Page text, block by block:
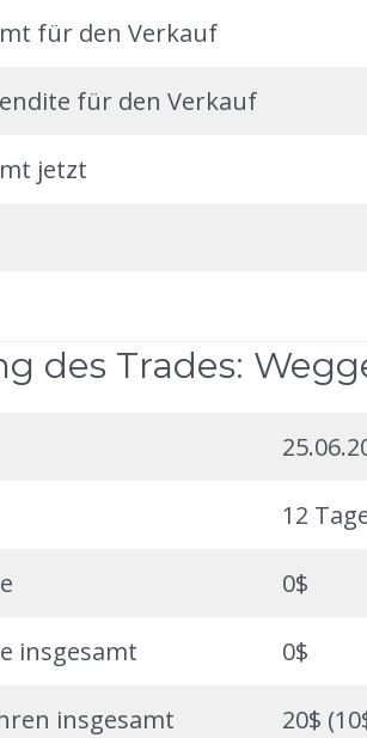
für den Verkauf
für den Verkauf
jetzt
des Trades:
12
0$
insgesamt 0$
insgesamt 20$